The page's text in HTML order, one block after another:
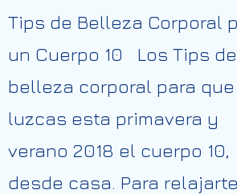
Tips de Belleza Corporal
un Cuerpo 10 Los Tips de
belleza corporal para que
luzcas esta primavera y
verano 2018 el cuerpo 10,
desde casa. Para relajarte